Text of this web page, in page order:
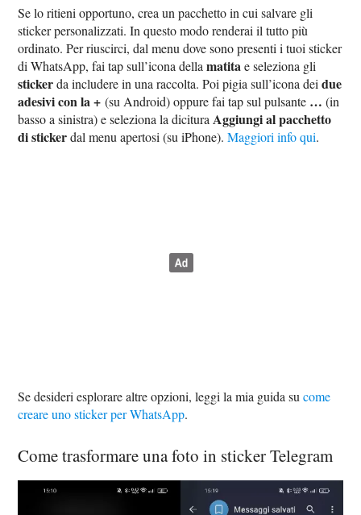
Se lo ritieni opportuno, crea un pacchetto in cui salvare gli
sticker personalizzati. In questo modo renderai il tutto più
ordinato. Per riuscirci, dal menu dove sono presenti i tuoi sticker
di WhatsApp, fai tap sull’icona dellamatitae seleziona gli
stickerda includere in una raccolta. Poi pigia sull’icona deidue
adesivi con la +(su Android) oppure fai tap sul pulsante … (in
basso a sinistra) e seleziona la dicitura Aggiungi al pacchetto
di stickerdal menu apertosi (su iPhone).Maggiori info qui.
Se desideri esplorare altre opzioni, leggi la mia guida sucome
creare uno sticker per WhatsApp.
Come trasformare una foto in sticker Telegram